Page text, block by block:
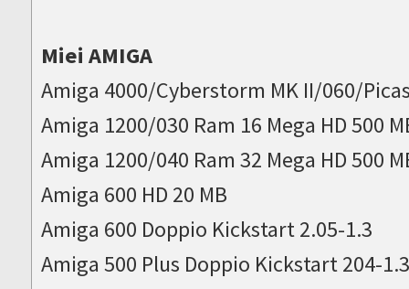
Miei AMIGA
Amiga 4000/Cyberstorm MK II/060/
Amiga 1200/030 Ram 16 Mega HD 500
Amiga 1200/040 Ram 32 Mega HD 500
Amiga 600 HD 20 MB
Amiga 600 Doppio Kickstart 2.05-1.3
Amiga 500 Plus Doppio Kickstart 204-